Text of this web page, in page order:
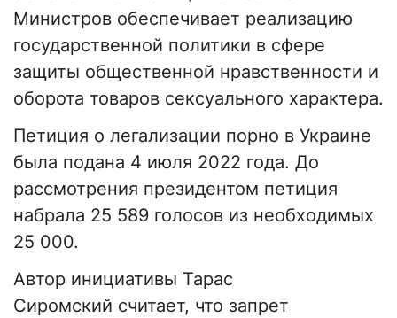
Министров обеспечивает реализацию
государственной политики в сфере
защиты общественной нравственности и
оборота товаров сексуального характера.
Петиция о легализации порно в Украине
была подана 4 июля 2022 года. До
рассмотрения президентом петиция
набрала 25 589 голосов из необходимых
25 000.
Автор инициативы Тарас
Сиромский считает, что запрет